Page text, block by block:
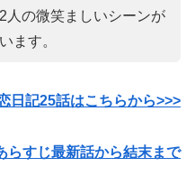
人の微笑ましいシーンが
ます。
日記25話はこちらから>>>
らすじ最新話から結末まで